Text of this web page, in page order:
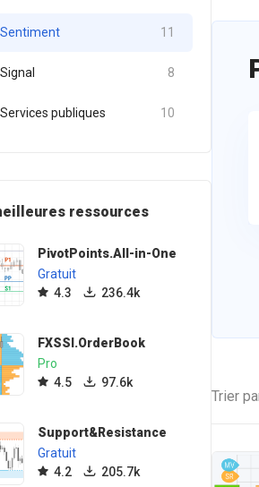
Sentiment 11
Signal 8
Services publiques 10
ressources
PivotPoints.All-in-One
Gratuit
4.3
236.4k
FXSSI.OrderBook
Pro
4.5
97.6k
Support&Resistance
Gratuit
4.2
205.7k
Trier